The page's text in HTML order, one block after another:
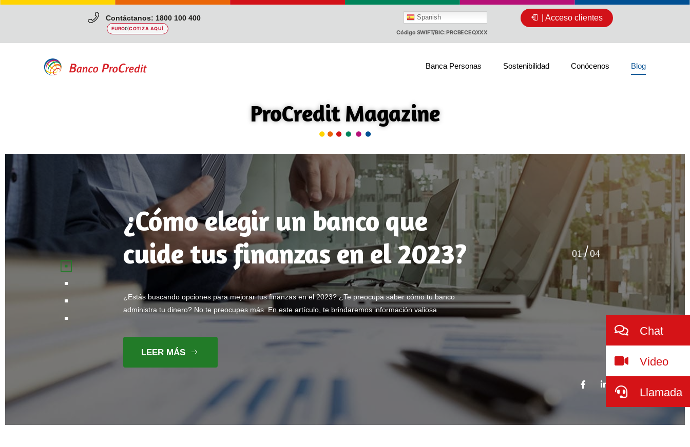
Contáctanos: 1800 100 400
EURO0|COTIZA AQUÍ
Spanish
Código SWIFT/BIC: PRCBECEQXXX
| Acceso clientes
Banca Personas Sostenibilidad Conócenos Blog
ProCredit Magazine
¿Cómoelegir un banco que
cuide tus finanzas en el 2023?
¿Estás buscando opciones para mejorar tus finanzas en el 2023? ¿Te preocupa saber cómo tu banco
administra tu dinero? No te preocupes más. En este artículo, te brindaremos información valiosa
LEER MÁS
01 04
Chat
Video
Llamada